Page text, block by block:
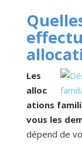
Les
alloc
ations
vous les
dépend de